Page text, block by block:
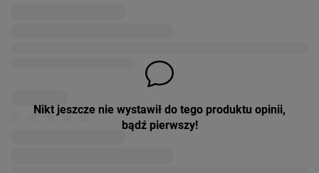
Nikt jeszcze nie wystawił do tego produktu opinii,
bądź pierwszy!